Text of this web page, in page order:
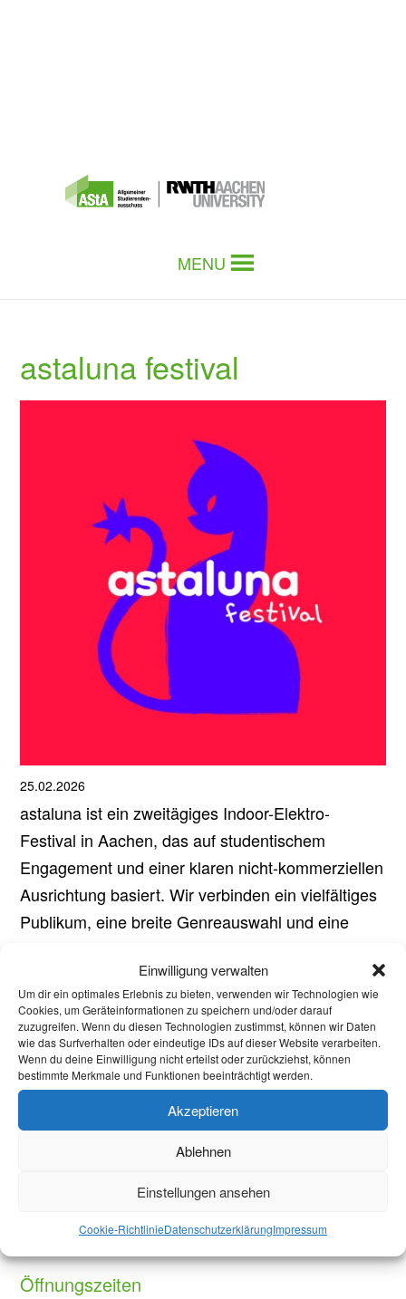
Einwilligung verwalten
Um dir ein optimales Erlebnis zu bieten, verwenden wir Technologien wie
Cookies, um Geräteinformationen zu speichern und/oder darauf
zuzugreifen. Wenn du diesen Technologien zustimmst, können wir Daten
wie das Surfverhalten oder eindeutige IDs auf dieser Website verarbeiten.
Wenn du deine Einwilligung nicht erteilst oder zurückziehst, können
bestimmte Merkmale und Funktionen beeinträchtigt werden.
Akzeptieren
Ablehnen
Einstellungen ansehen
Cookie-RichtlinieDatenschutzerklärungImpressum
MENU
astaluna festival
25.02.2026
astaluna ist ein zweitägiges Indoor-Elektro-
Festival in Aachen, das auf studentischem
Engagement und einer klaren nicht-kommerziellen
Ausrichtung basiert. Wir verbinden ein vielfältiges
Publikum, eine breite Genreauswahl und eine
Welcome Week und darüber hinaus: Onboarding
neuer internationaler Studierender
Warum Einsamkeit im Studium kein Versagen ist –
Protest in Düsseldorf: Studierende demonstrieren
gegen Sparmaßnahmen an Hochschulen in NRW
Briefwahl bei Stichwahl
Kommunalwahlen in Aachen: Jede Stimme zählt!
Öffnungszeiten